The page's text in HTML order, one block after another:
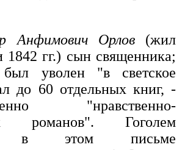
Анфимович Орлов (жил
гг.) сын священника;
уволен "в светское
до 60 отдельных книг, -
"нравственно-
романов". Гоголем
в этом письме